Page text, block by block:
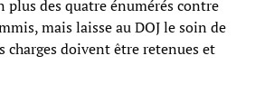
plus des quatre énumérés contre
mais laisse au DOJ le soin de
charges doivent être retenues et